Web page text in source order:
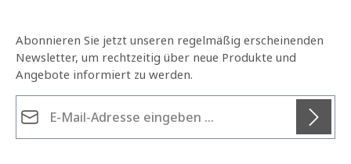
Abonnieren Sie jetzt unseren regelmäßig erscheinenden
Newsletter, um rechtzeitig über neue Produkte und
Angebote informiert zu werden.